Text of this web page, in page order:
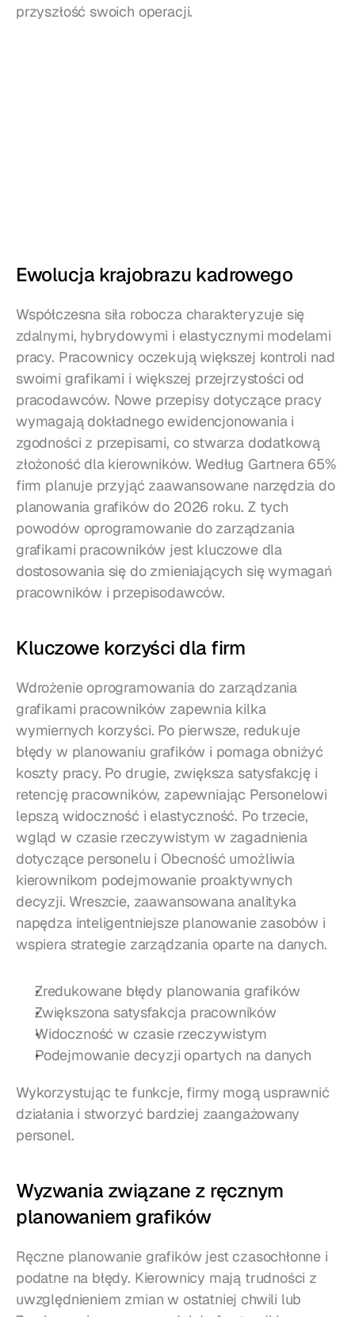
przyszłość swoich operacji.
Ewolucja krajobrazu kadrowego
Współczesna siła robocza charakteryzuje się
zdalnymi, hybrydowymi i elastycznymi modelami
pracy. Pracownicy oczekują większej kontroli nad
swoimi grafikami i większej przejrzystości od
pracodawców. Nowe przepisy dotyczące pracy
wymagają dokładnego ewidencjonowania i
zgodności z przepisami, co stwarza dodatkową
złożoność dla kierowników. Według Gartnera 65%
firm planuje przyjąć zaawansowane narzędzia do
planowania grafików do 2026 roku. Z tych
powodów oprogramowanie do zarządzania
grafikami pracowników jest kluczowe dla
dostosowania się do zmieniających się wymagań
pracowników i przepisodawców.
Kluczowe korzyści dla firm
Wdrożenie oprogramowania do zarządzania
grafikami pracowników zapewnia kilka
wymiernych korzyści. Po pierwsze, redukuje
błędy w planowaniu grafików i pomaga obniżyć
koszty pracy. Po drugie, zwiększa satysfakcję i
retencję pracowników, zapewniając Personelowi
lepszą widoczność i elastyczność. Po trzecie,
wgląd w czasie rzeczywistym w zagadnienia
dotyczące personelu i Obecność umożliwia
kierownikom podejmowanie proaktywnych
decyzji. Wreszcie, zaawansowana analityka
napędza inteligentniejsze planowanie zasobów i
wspiera strategie zarządzania oparte na danych.
Zredukowane błędy planowania grafików
Zwiększona satysfakcja pracowników
Widoczność w czasie rzeczywistym
Podejmowanie decyzji opartych na danych
Wykorzystując te funkcje, firmy mogą usprawnić
działania i stworzyć bardziej zaangażowany
personel.
Wyzwania związane z ręcznym
planowaniem grafików
Ręczne planowanie grafików jest czasochłonne i
podatne na błędy. Kierownicy mają trudności z
uwzględnieniem zmian w ostatniej chwili lub